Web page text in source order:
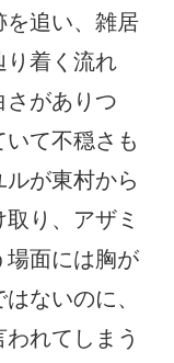
を追い、雑居
り着く流れ
さがありつ
て不穏さも
が東村から
り、アザミ
場面には胸が
ないのに、
れてしまう